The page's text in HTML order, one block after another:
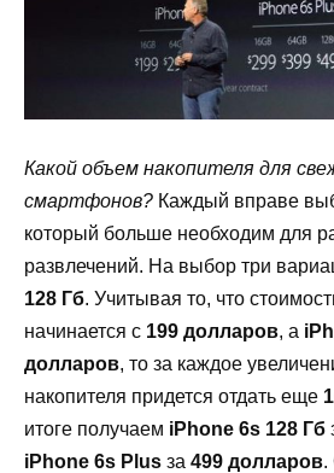
Какой объем накопителя для
смартфонов? Каждый вправе
который больше необходим для
развлечений. На выбор три
128 Гб. Учитывая то, что
начинается с 199 долларов, а
долларов, то за каждое
накопителя придется отдать еще
итоге получаем iPhone 6s 128 Гб
iPhone 6s Plus за 499 долларов.